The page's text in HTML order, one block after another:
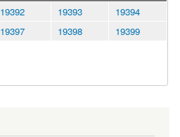
19392 19393
19394
19397 19398 19399